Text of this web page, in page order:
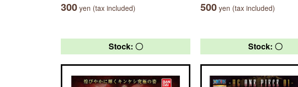
300 yen (tax included) 500 yen (tax included)
Stock: 〇 Stock: 〇